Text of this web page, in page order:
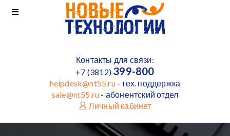
Контакты для связи:
+7 (3812) 399-800
helpdesk@nt55.ru- тех. поддержка
sale@nt55.ru - абонентский отдел
Личный кабинет